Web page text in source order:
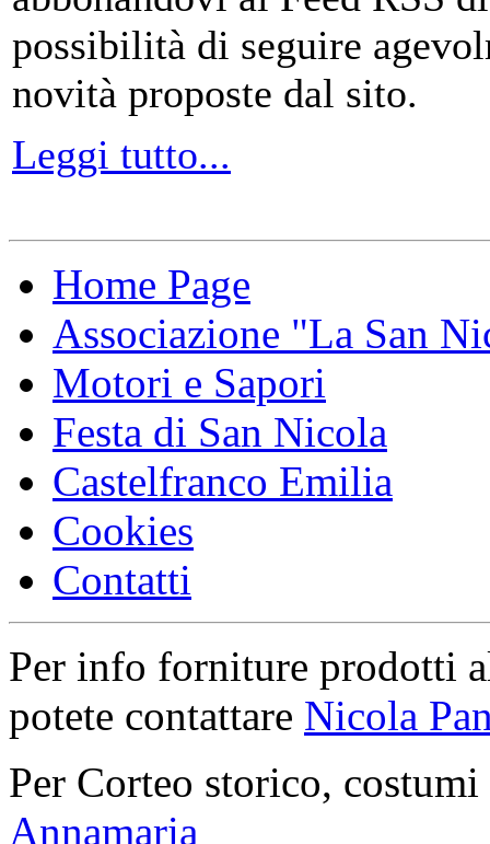
possibilità di seguire
novità proposte dal sito.
Leggi tutto...
Home Page
Associazione "La San
Motori e Sapori
Festa di San Nicola
Castelfranco Emilia
Cookies
Contatti
Per info forniture prodotti
potete contattare Nicola
Per Corteo storico,
Annamaria